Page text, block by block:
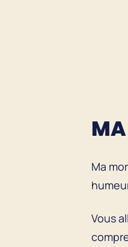
Ma
Vous